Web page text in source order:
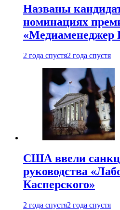
Названы
номинациях
«Медиаменеджер
2 года спустя2 года спустя
США ввели
руководства
Касперского»
2 года спустя2 года спустя